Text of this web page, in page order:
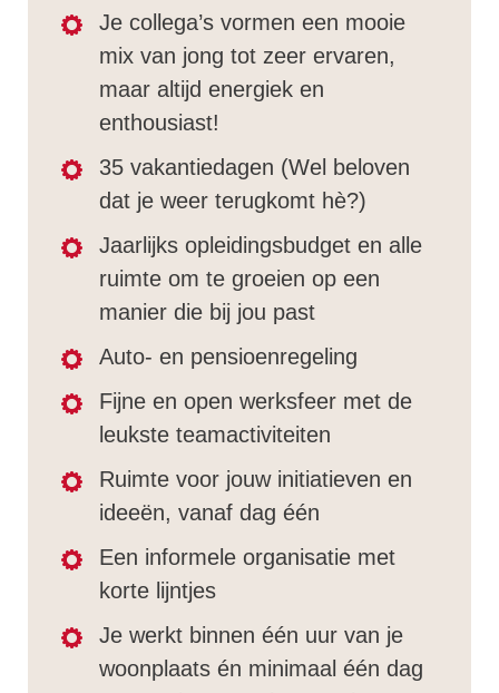
Je collega’s vormen een mooie
mix van jong tot zeer ervaren,
maar altijd energiek en
enthousiast!
35 vakantiedagen (Wel beloven
dat je weer terugkomt hè?)
Jaarlijks opleidingsbudget en alle
ruimte om te groeien op een
manier die bij jou past
Auto- en pensioenregeling
Fijne en open werksfeer met de
leukste teamactiviteiten
Ruimte voor jouw initiatieven en
ideeën, vanaf dag één
Een informele organisatie met
korte lijntjes
Je werkt binnen één uur van je
woonplaats én minimaal één dag